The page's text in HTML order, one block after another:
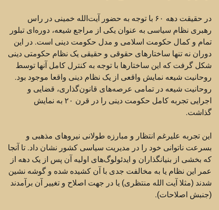
در حقیقت دهه ۶۰ با توجه به حضور آیت‌الله خمینی در راس
رهبری نظام سیاسی به عنوان یکی از مراجع شیعه، دوره‌ای تبلور
تمام و کمال حکومت اسلامی و مدل حکومت دینی است. در این
دوران نه تنها ساختارهای حقوقی و حقیقی یک نظام حکومتی دینی
شکل گرفت که این ساختارها با توجه به کنترل کامل آنها توسط
روحانیت شیعه نمایش واقعی از یک نظام دینی واقعا موجود بود.
روحانیت شیعه در تمامی عرصه‌های قانون‌گذاری، قضایی و
اجرایی تجربه کامل حکومت دینی را در قرن ۲۰ به نمایش
گذاشت.
این تجربه علیرغم انتظار و مبارزه طولانی نیروهای مذهبی و
بسرعت ناتوانی خود را در مدیریت سیاسی کشور نشان داد. تا آنجا
که بخشی از بنیانگذاران و ایدئولوگ‌های اولیه آن پس از یک دهه از
عمر این نظام یا به مخالفت جدی با آن کشیده شده و گوشه نشین
شدند (مثلا آیت الله منتظری) یا در جهت اصلاح و تغییر آن برآمدند
(جنبش اصلاحات).